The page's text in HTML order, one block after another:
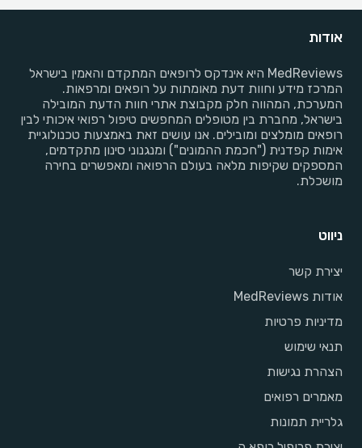
אודות
MedReviews היא אינדקס לרופאים המתקדם והאמין בישראל
המרכז מידע וחוות דעת מאומתות על רופאים ומרפאות.
המערכת, המהווה חלק מקבוצת אתרי חוות הדעת המובילה
בישראל, מחברת בין מטופלים המחפשים טיפול רפואי איכותי לבין
רופאים מומלצים ומובילים. אנו עושים זאת באמצעות טכנולוגיית
אימות קפדנית ("חכמת ההמונים") ומנגנוני סינון מתקדמים,
המספקים שקיפות מלאה בעולם הרפואה ומאפשרים בחירה
מושכלת.
ניווט
יצירת קשר
אודות MedReviews
מדיניות פרטיות
תנאי שימוש
הצהרת נגישות
מאמרים רפואים
גלריית תמונות